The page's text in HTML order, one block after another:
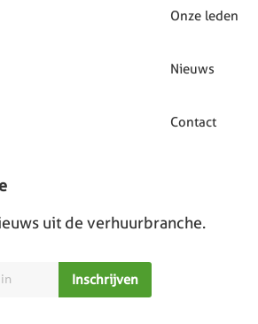
Onze leden
Nieuws
Contact
uit de verhuurbranche.
Inschrijven